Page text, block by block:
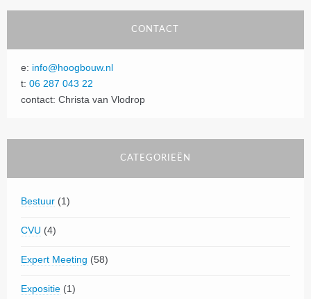
CONTACT
e: info@hoogbouw.nl
t: 06 287 043 22
contact: Christa van Vlodrop
CATEGORIEËN
Bestuur (1)
CVU (4)
Expert Meeting (58)
Expositie (1)